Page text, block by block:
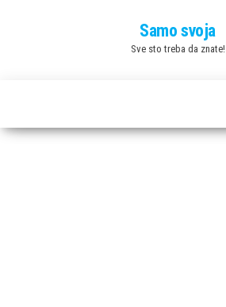
Samo svoja
Sve sto treba da znate!